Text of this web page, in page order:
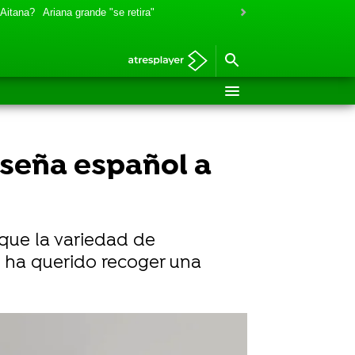
Ariana grande "se retira"
español a
la variedad de
ha querido recoger una